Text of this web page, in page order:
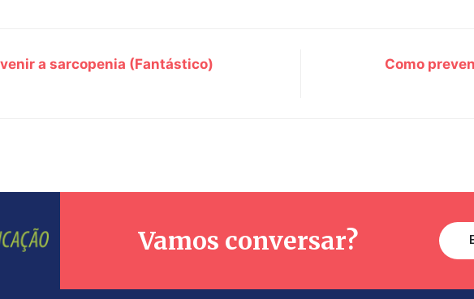
a sarcopenia (Fantástico)
Como
Vamos conversar?